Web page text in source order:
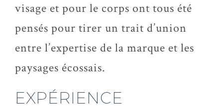
visage et pour le corps ont tous été
pensés pour tirer un trait d’union
entre l’expertise de la marque et les
paysages écossais.
EXPÉRIENCE